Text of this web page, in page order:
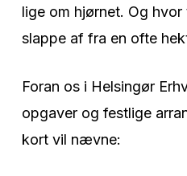
lige om hjørnet. Og
slappe af fra en ofte
Foran os i Helsingør
opgaver og festlige
kort vil nævne: